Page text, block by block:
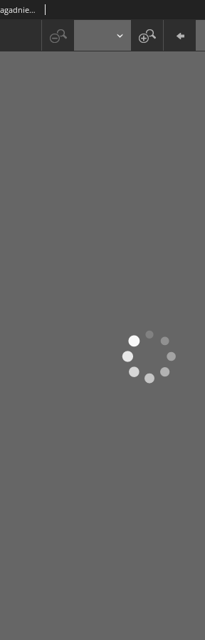
Sprawy Szkolne : czasopismo poświęcone zagadnieniom nauczania i wychowania. R. 1, z. 2 (luty 1908)